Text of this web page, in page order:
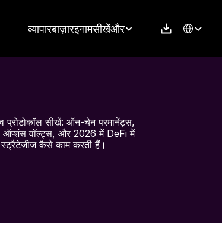
व्यापारबाज़ारइनामसीखेंऔर Select
प्रोटोकॉल सीखें: ऑन-चेन परमानेंट्स,
ऑप्शंस वॉल्ट्स, और 2026 में DeFi में
स्ट्रैटेजीज कैसे काम करती हैं।